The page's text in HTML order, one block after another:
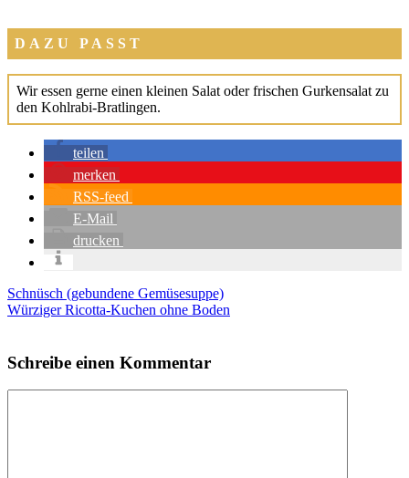
DAZU PASST
Wir essen ger­ne einen klei­nen Salat oder fri­schen Gur­ken­sa­lat zu
den Kohl­ra­bi-Brat­lin­gen.
tei­len
mer­ken
RSS-feed
E‑Mail
dru­cken
Schnüsch (gebundene Gemüsesuppe)
Würziger Ricotta-Kuchen ohne Boden
Schreibe einen Kommentar